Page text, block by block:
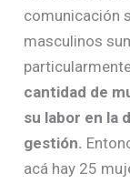
comunicación
masculinos
cantidad de
su labor en la
gestión.
acá hay 25